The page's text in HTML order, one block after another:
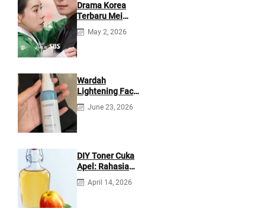
Drama Korea
Terbaru Mei
2026: Mana yang
Tayang di
May 2, 2026
Wardah
Lightening Face
Mist: Cek
Ingredients &
June 23, 2026
DIY Toner Cuka
Apel: Rahasia
Jerawat Kempes
dalam 2 Hari!
April 14, 2026